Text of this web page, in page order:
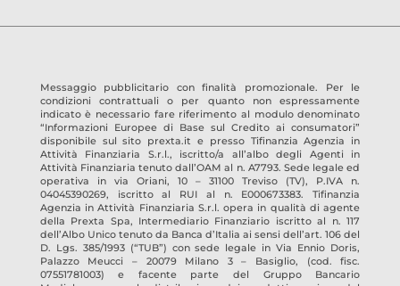
Messaggio pubblicitario con finalità promozionale. Per le
condizioni contrattuali o per quanto non espressamente
indicato è necessario fare riferimento al modulo denominato
“Informazioni Europee di Base sul Credito ai consumatori”
disponibile sul sito prexta.it e presso Tifinanzia Agenzia in
Attività Finanziaria S.r.l., iscritto/a all’albo degli Agenti in
Attività Finanziaria tenuto dall’OAM al n. A7793. Sede legale ed
operativa in via Oriani, 10 – 31100 Treviso (TV), P.IVA n.
04045390269, iscritto al RUI al n. E000673383.Tifinanzia
Agenzia in Attività Finanziaria S.r.l. opera in qualità di agente
della Prexta Spa, Intermediario Finanziario iscritto al n. 117
dell’Albo Unico tenuto da Banca d’Italia ai sensi dell’art. 106 del
D. Lgs. 385/1993 (“TUB”) con sede legale in Via Ennio Doris,
Palazzo Meucci – 20079 Milano 3 – Basiglio, (cod. fisc.
07551781003) e facente parte del Gruppo Bancario